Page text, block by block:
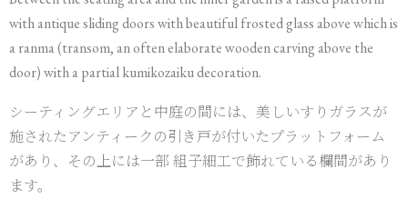
with antique sliding doors with beautiful frosted glass above which is
a ranma (transom, an often elaborate wooden carving above the
door) with a partial kumikozaiku decoration.
シーティングエリアと中庭の間には、美しいすりガラスが
施されたアンティークの引き戸が付いたプラットフォーム
があり、その上には一部 組子細工で飾れている欄間があり
ます。